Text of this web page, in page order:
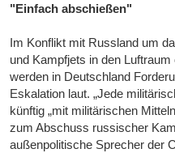
"Einfach abschießen"
Im Konflikt mit Russland um
und Kampfjets in den
werden in Deutschland
Eskalation laut. „Jede
künftig „mit militärischen
zum Abschuss russischer
außenpolitische Sprecher der